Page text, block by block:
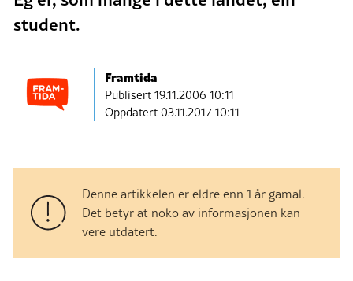
student.
Framtida
Publisert19.11.2006 10:11
Oppdatert 03.11.2017 10:11
Denne artikkelen er eldre enn 1 år gamal.
Det betyr at noko av informasjonen kan
vere utdatert.